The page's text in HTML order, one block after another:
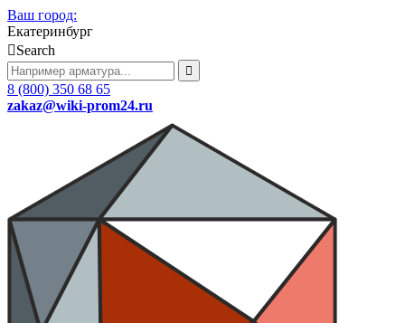
Ваш город:
Екатеринбург
Search
8 (800) 350 68 65
zakaz@wiki-prom24.ru